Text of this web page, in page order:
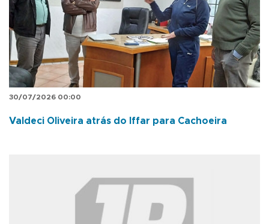
30/07/2026 00:00
Valdeci Oliveira atrás do Iffar para Cachoeira